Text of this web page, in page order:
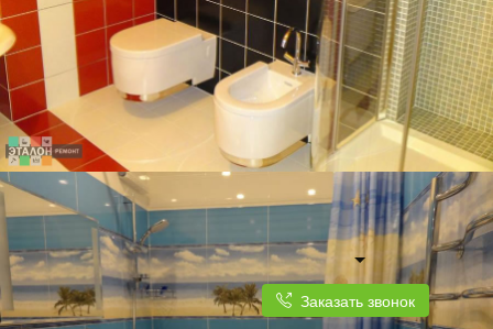
ОФОРМЛЕНИЕ САНУЗЛА В КРАСНО-БЕЛО-ЧЕРНЫХ ТОНАХ ПЕРЕКЛИКАЕТСЯ С
ДИЗАЙНОМ КВАРТИРЫ
Заказать звонок